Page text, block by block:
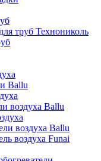
труб Технониколь
Ballu
воздуха Ballu
воздуха Ballu
воздуха Funai